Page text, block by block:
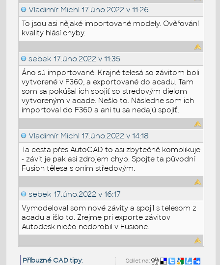
Vladimír Michl 17.úno.2022 v 11:26
To jsou asi nějaké importované modely. Ověřování
kvality hlásí chyby.
sebek 17.úno.2022 v 11:35
Áno sú importované. Krajné telesá so závitom boli
vytvorené v F360, a exportované do acadu. Tam
som sa pokúšal ich spojiť so stredovým dielom
vytvoreným v acade. Nešlo to. Následne som ich
importoval do F360 a ani tu sa nedajú spojiť.
Vladimír Michl 17.úno.2022 v 14:18
Ta cesta přes AutoCAD to asi zbytečně komplikuje
- závit je pak asi zdrojem chyb. Spojte ta původní
Fusion tělesa s oním středovým.
sebek 17.úno.2022 v 16:17
Vymodeloval som nové závity a spojil s telesom z
acadu a išlo to. Zrejme pri exporte závitov
Autodesk niečo nedorobil v Fusione.
Sdílet na:
Příbuzné CAD tipy: